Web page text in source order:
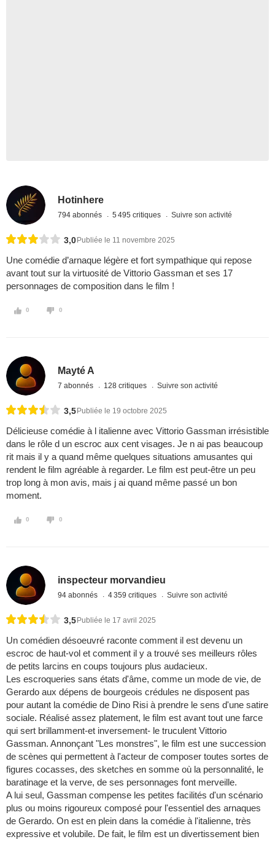
Hotinhere
794 abonnés 5 495 critiques Suivre son activité
3,0 Publiée le 11 novembre 2025
Une comédie d’arnaque légère et fort sympathique qui repose
avant tout sur la virtuosité de Vittorio Gassman et ses 17
personnages de composition dans le film !
0 0
Mayté A
7 abonnés 128 critiques Suivre son activité
3,5 Publiée le 19 octobre 2025
Délicieuse comédie à l italienne avec Vittorio Gassman irrésistible
dans le rôle d un escroc aux cent visages. Je n ai pas beaucoup
rit mais il y a quand même quelques situations amusantes qui
rendent le film agréable à regarder. Le film est peut-être un peu
trop long à mon avis, mais j ai quand même passé un bon
moment.
0 0
inspecteur morvandieu
94 abonnés 4 359 critiques Suivre son activité
3,5 Publiée le 17 avril 2025
Un comédien désoeuvré raconte comment il est devenu un
escroc de haut-vol et comment il y a trouvé ses meilleurs rôles
de petits larcins en coups toujours plus audacieux.
Les escroqueries sans états d'âme, comme un mode de vie, de
Gerardo aux dépens de bourgeois crédules ne disposent pas
pour autant la comédie de Dino Risi à prendre le sens d'une satire
sociale. Réalisé assez platement, le film est avant tout une farce
qui sert brillamment-et inversement- le truculent Vittorio
Gassman. Annonçant "Les monstres", le film est une succession
de scènes qui permettent à l'acteur de composer toutes sortes de
figures cocasses, des sketches en somme où la personnalité, le
baratinage et la verve, de ses personnages font merveille.
A lui seul, Gassman compense les petites facilités d'un scénario
plus ou moins rigoureux composé pour l'essentiel des arnaques
de Gerardo. On est en plein dans la comédie à l'italienne, très
expressive et volubile. De fait, le film est un divertissement bien